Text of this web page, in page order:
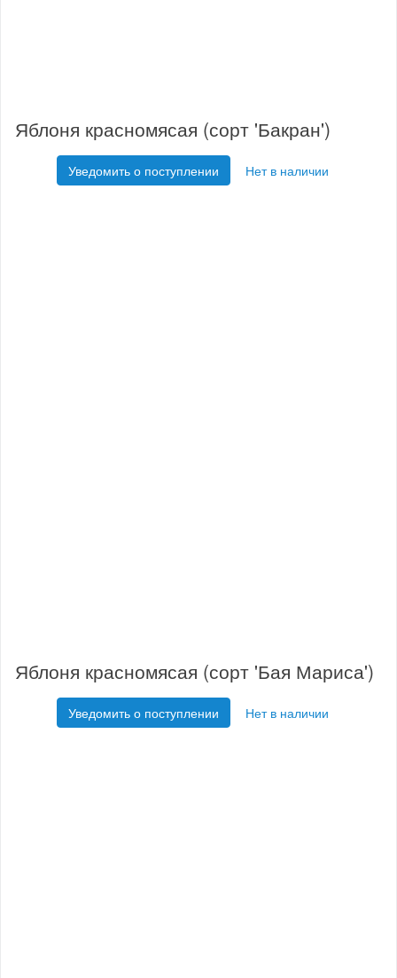
Яблоня красномясая (сорт 'Бакран')
Уведомить о поступлении Нет в наличии
Яблоня красномясая (сорт 'Бая Мариса')
Уведомить о поступлении Нет в наличии